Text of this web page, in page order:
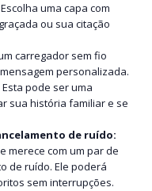
Escolha uma capa com
ou sua citação
carregador sem fio
personalizada.
Esta pode ser uma
sua história familiar e se
de ruído:
merece com um par de
de ruído. Ele poderá
sem interrupções.